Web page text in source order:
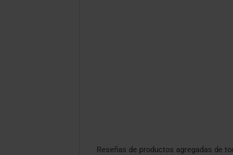
Reseñas de productos agregadas de